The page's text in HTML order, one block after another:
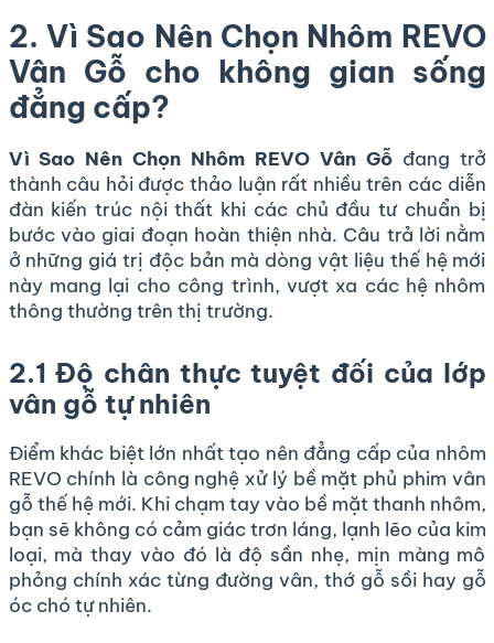
2. Vì Sao Nên Chọn Nhôm REVO
Vân Gỗ cho không gian sống
đẳng cấp?
Vì Sao Nên Chọn Nhôm REVO Vân Gỗđang trở
thành câu hỏi được thảo luận rất nhiều trên các diễn
đàn kiến trúc nội thất khi các chủ đầu tư chuẩn bị
bước vào giai đoạn hoàn thiện nhà. Câu trả lời nằm
ở những giá trị độc bản mà dòng vật liệu thế hệ mới
này mang lại cho công trình, vượt xa các hệ nhôm
thông thường trên thị trường.
2.1 Độ chân thực tuyệt đối của lớp
vân gỗ tự nhiên
Điểm khác biệt lớn nhất tạo nên đẳng cấp của nhôm
REVO chính là công nghệ xử lý bề mặt phủ phim vân
gỗ thế hệ mới. Khi chạm tay vào bề mặt thanh nhôm,
bạn sẽ không có cảm giác trơn láng, lạnh lẽo của kim
loại, mà thay vào đó là độ sần nhẹ, mịn màng mô
phỏng chính xác từng đường vân, thớ gỗ sồi hay gỗ
óc chó tự nhiên.